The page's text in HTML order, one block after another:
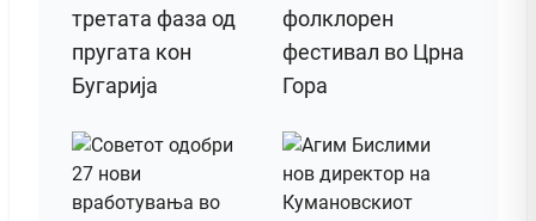
третата фаза од
пругата кон
Бугарија
фолклорен
фестивал во Црна
Гора